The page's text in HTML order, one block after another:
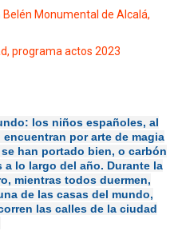
Belén Monumental de Alcalá,
programa actos 2023
los niños españoles, al
por arte de magia
han portado bien, o carbón
lo largo del año. Durante la
mientras todos duermen,
de las casas del mundo,
las calles de la ciudad